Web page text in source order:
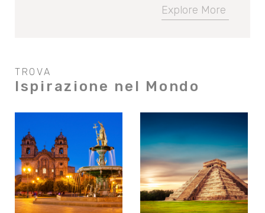
Explore More
TROVA
Ispirazione nel Mondo